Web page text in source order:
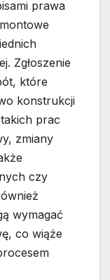
prawa
Zgłoszenie
które
konstrukcji
prac
zmiany
czy
wymagać
co wiąże